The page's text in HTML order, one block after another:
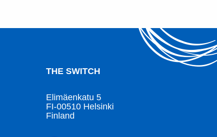
THE SWITCH
Elimäenkatu 5
FI-00510 Helsinki
Finland